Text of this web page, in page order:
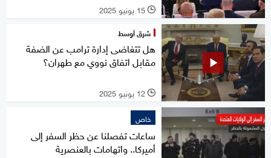
l 15 يونيو 2025
شرق أوسط
هل تتغاضى إدارة ترامب عن الضفة
مقابل اتفاق نووي مع طهران؟
l 12 يونيو 2025
خاص
ساعات تفصلنا عن حظر السفر إلى
أميركا.. واتهامات بالعنصرية